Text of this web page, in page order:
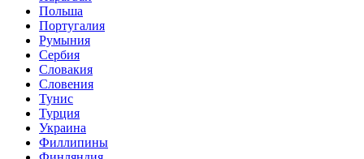
Польша
Португалия
Румыния
Сербия
Словакия
Словения
Тунис
Турция
Украина
Филлипины